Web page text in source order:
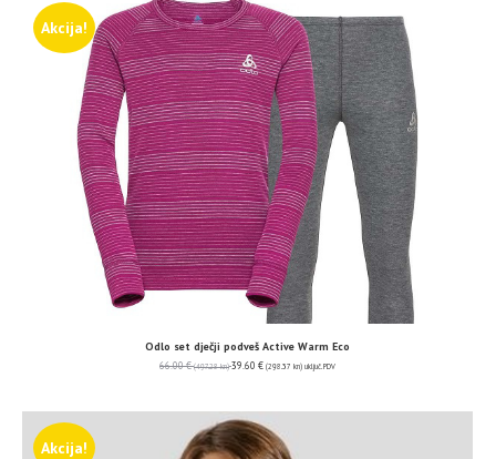
Akcija!
Odlo set dječji podveš Active Warm Eco
66.00€ (497.28 kn) 39.60 € (298.37 kn) uključ. PDV
Akcija!